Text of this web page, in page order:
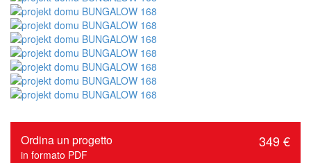
Ordina un progetto
in formato PDF
349 €